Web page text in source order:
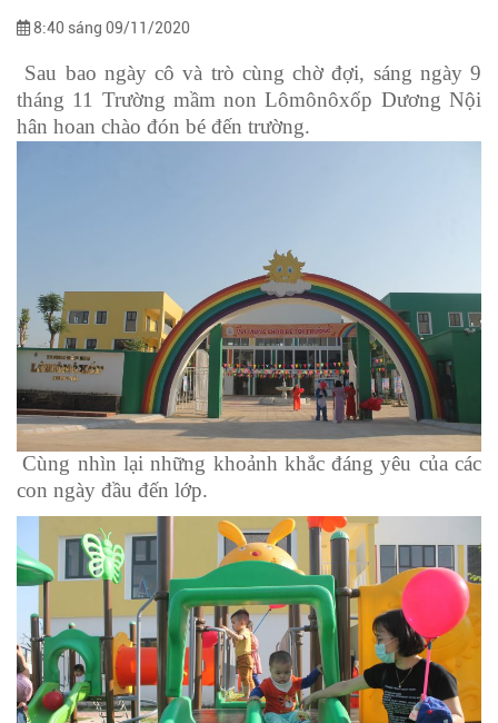
8:40 sáng 09/11/2020
Sau bao ngày cô và trò cùng chờ đợi, sáng ngày 9
tháng 11 Trường mầm non Lômônôxốp Dương Nội
hân hoan chào đón bé đến trường.
Cùng nhìn lại những khoảnh khắc đáng yêu của các
con ngày đầu đến lớp.